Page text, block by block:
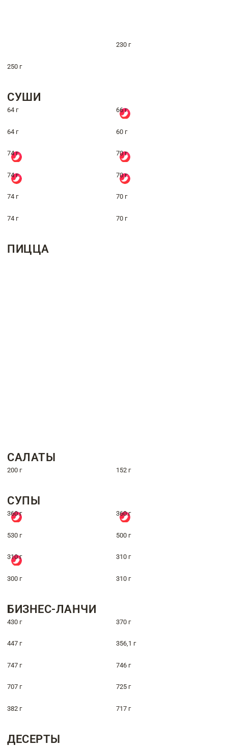
230 г
250 г
СУШИ
64 г 66 г
64 г 60 г
74 г 70 г
74 г 70 г
74 г 70 г
74 г 70 г
ПИЦЦА
САЛАТЫ
200 г 152 г
СУПЫ
360 г 360 г
530 г 500 г
310 г 310 г
300 г 310 г
БИЗНЕС-ЛАНЧИ
430 г 370 г
447 г 356,1 г
747 г 746 г
707 г 725 г
382 г 717 г
ДЕСЕРТЫ